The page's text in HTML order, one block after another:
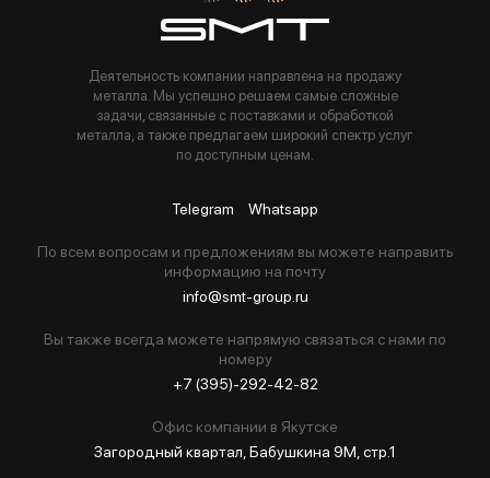
Деятельность компании направлена на продажу
металла. Мы успешно решаем самые сложные
задачи, связанные с поставками и обработкой
металла, а также предлагаем широкий спектр услуг
по доступным ценам.
Telegram Whatsapp
По всем вопросам и предложениям вы можете направить
информацию на почту
info@smt-group.ru
Вы также всегда можете напрямую связаться с нами по
номеру
+7 (395)-292-42-82
Офис компании в Якутске
Загородный квартал, Бабушкина 9М, стр.1